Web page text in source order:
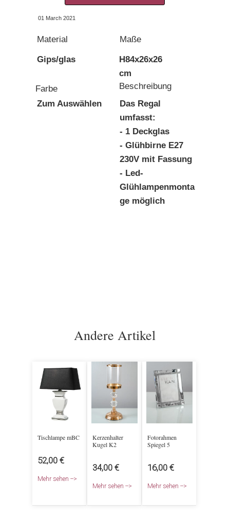
Gips/glas
Material Maße
Beschreibung
H84x26x26
cm
Das Regal
umfasst:
- 1 Deckglas
- Glühbirne E27
230V mit Fassung
- Led-
Glühlampenmonta
ge möglich
Zum Auswählen
Farbe
01 March 2021
Tischlampe mBC
52,00 €
Mehr sehen -->
Kerzenhalter
Kugel K2
34,00 €
Mehr sehen -->
Fotorahmen
Spiegel 5
16,00 €
Mehr sehen -->
Andere Artikel